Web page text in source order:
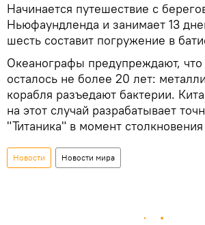
Начинается путешествие с
Ньюфаундленда и занимает 13
шесть составит погружение в
Океанографы предупреждают, что
осталось не более 20 лет:
корабля разъедают бактерии.
на этот случай разрабатывает
"Титаника" в момент
Новости Новости мира